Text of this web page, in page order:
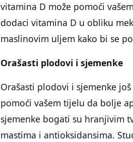
vitamina D može pomoći
dodaci vitamina D u obliku
maslinovim uljem kako bi se
Orašasti plodovi i sjemenke
Orašasti plodovi i sjemenke
pomoći vašem tijelu da bolje
sjemenke bogati su hranjivim
mastima i antioksidansima.